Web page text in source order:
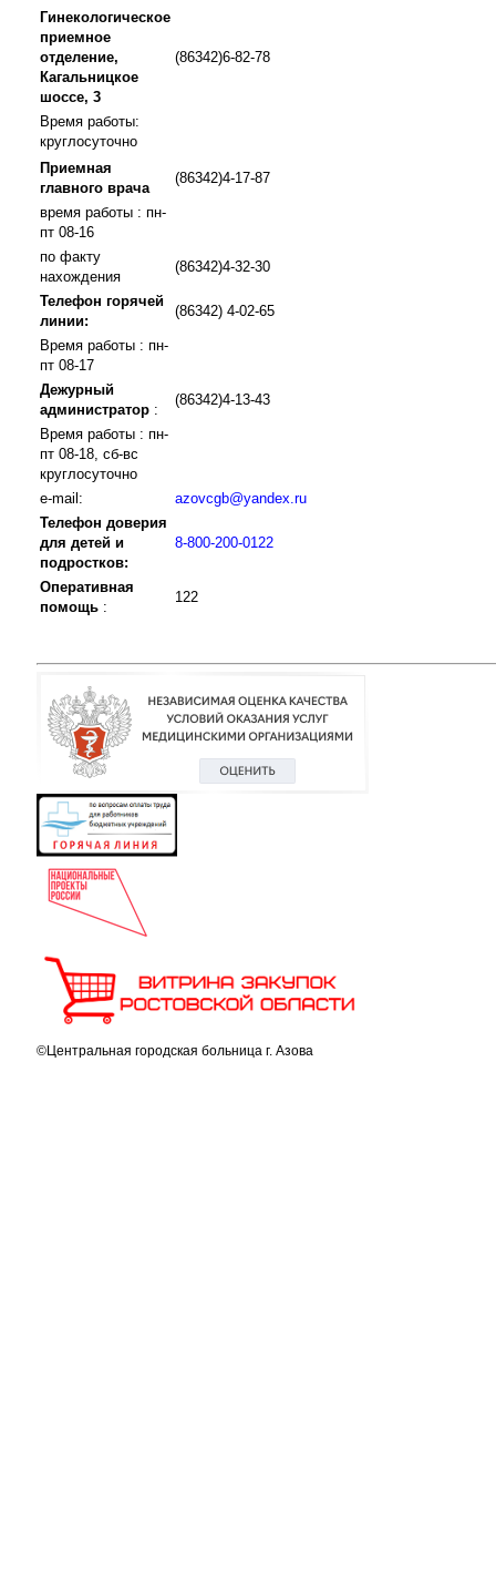
Гинекологическое
приемное
отделение,
Кагальницкое
шоссе, 3
(86342)6-82-78
Время работы:
круглосуточно
Приемная
главного врача
(86342)4-17-87
время работы : пн-
пт 08-16
по факту
нахождения
(86342)4-32-30
Телефон горячей
линии:
(86342) 4-02-65
Время работы : пн-
пт 08-17
Дежурный
администратор :
(86342)4-13-43
Время работы : пн-
пт 08-18, сб-вс
круглосуточно
e-mail:
azovcgb@yandex.ru
Телефон доверия
для детей и
подростков:
8-800-200-0122
Оперативная
помощь :
122
©Центральная городская больница г. Азова